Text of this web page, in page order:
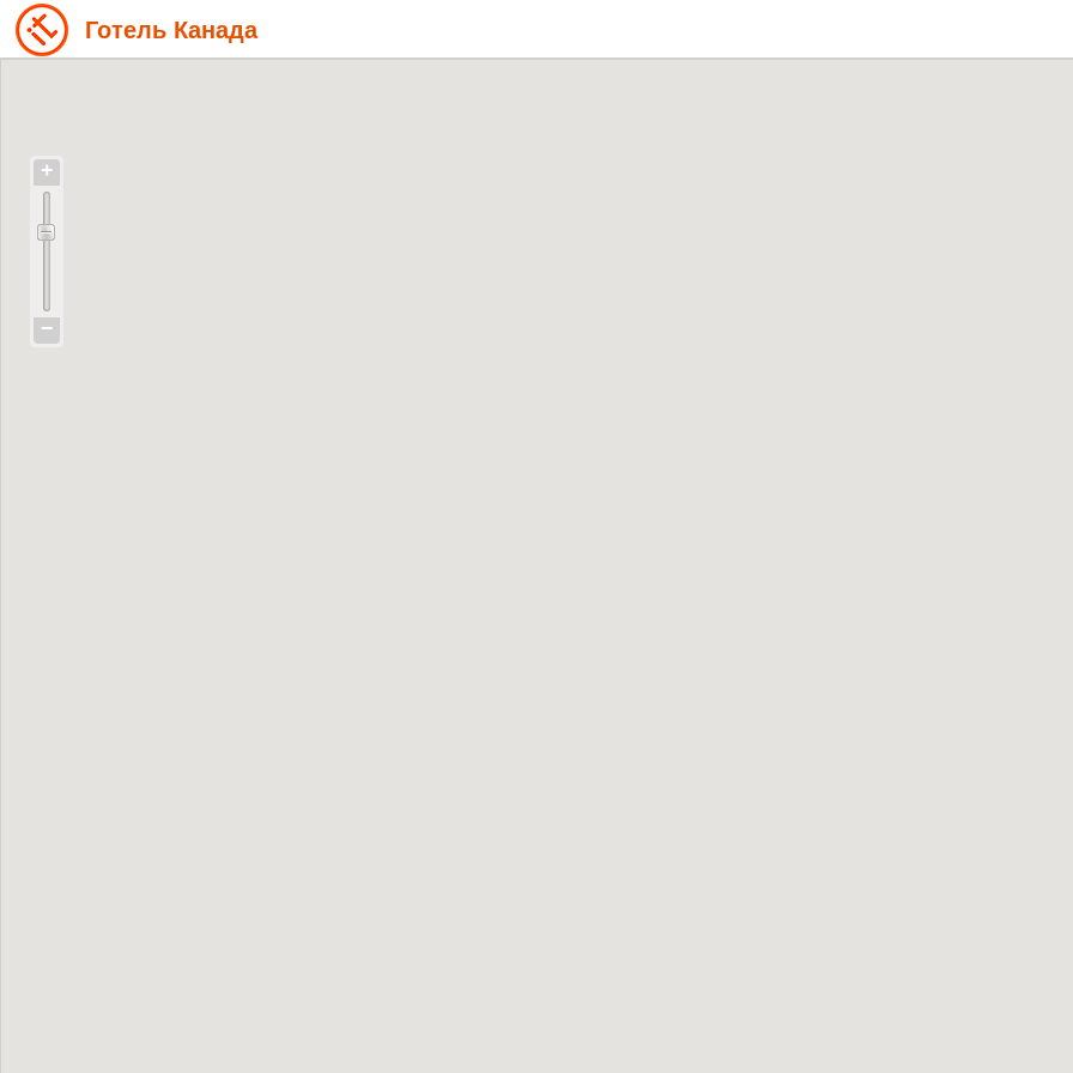
Готель Канада
+
−